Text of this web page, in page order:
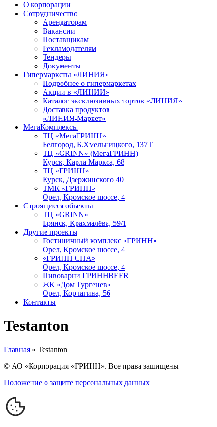
О корпорации
Сотрудничество
Арендаторам
Вакансии
Поставщикам
Рекламодателям
Тендеры
Документы
Гипермаркеты «ЛИНИЯ»
Подробнее о гипермаркетах
Акции в «ЛИНИИ»
Каталог эксклюзивных тортов «ЛИНИЯ»
Доставка продуктов
«ЛИНИЯ-Маркет»
МегаКомплексы
ТЦ «МегаГРИНН»
Белгород, Б.Хмельницкого, 137Т
ТЦ «GRINN» (МегаГРИНН)
Курск, Карла Маркса, 68
ТЦ «ГРИНН»
Курск, Дзержинского 40
ТМК «ГРИНН»
Орел, Кромское шоссе, 4
Строящиеся объекты
ТЦ «GRINN»
Брянск, Крахмалёва, 59/1
Другие проекты
Гостиничный комплекс «ГРИНН»
Орел, Кромское шоссе, 4
«ГРИНН СПА»
Орел, Кромское шоссе, 4
Пивоварни ГРИННBEER
ЖК «Дом Тургенев»
Орел, Корчагина, 56
Контакты
Testanton
Главная » Testanton
© АО «Корпорация «ГРИНН». Все права защищены
Положение о защите персональных данных